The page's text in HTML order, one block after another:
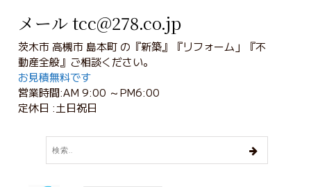
メール tcc@278.co.jp
茨木市 高槻市 島本町 の『新築』『リフォーム」『不
動産全般』ご相談ください。
お見積無料です
営業時間:AM 9:00 ～PM6:00
定休日 :土日祝日